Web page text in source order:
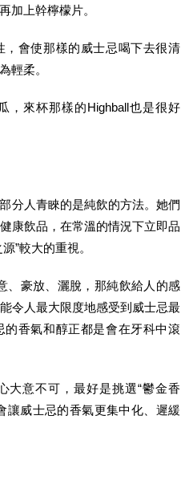
加上幹檸檬片。
會使那樣的威士忌喝下去很清
輕柔。
，來杯那樣的Highball也是很好
人青睞的是純飲的方法。她們
康飲品，在常溫的情況下立即品
”較大的重視。
、豪放、灑脫，那純飲給人的感
令人最大限度地感受到威士忌最
香氣和醇正都是會在牙科中滾
大意不可，最好是挑選“鬱金香
讓威士忌的香氣更集中化、遲緩